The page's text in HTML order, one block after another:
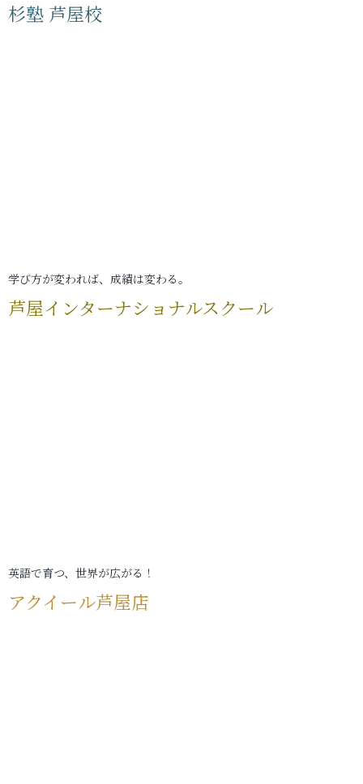
杉塾 芦屋校
学び方が変われば、成績は変わる。
芦屋インターナショナルスクール
英語で育つ、世界が広がる！
アクイール芦屋店